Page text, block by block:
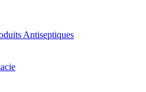
Antiseptiques